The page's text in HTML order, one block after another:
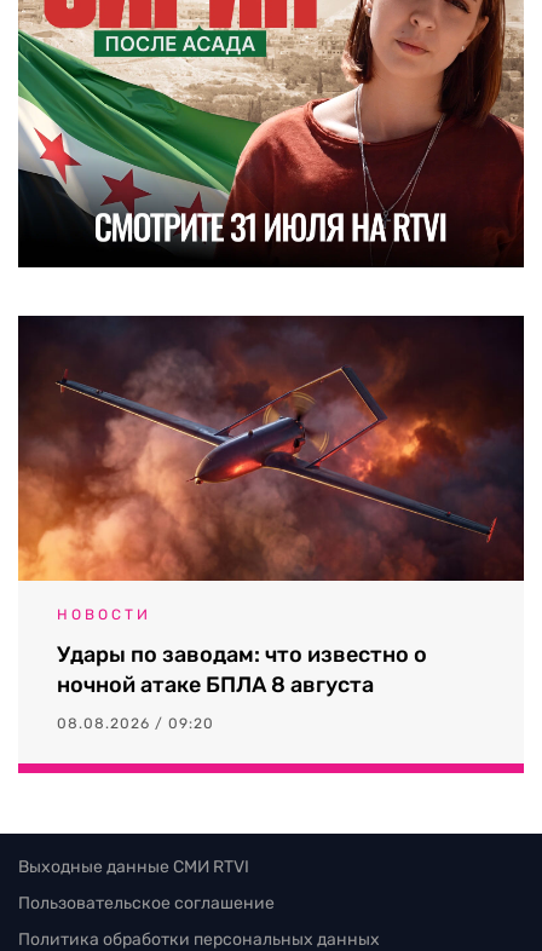
НОВОСТИ
Удары по заводам: что известно о
ночной атаке БПЛА 8 августа
08.08.2026 / 09:20
Выходные данные СМИ RTVI
Пользовательское соглашение
Политика обработки персональных данных